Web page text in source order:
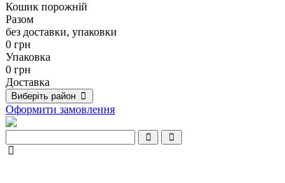
Кошик порожній
Разом
без доставки, упаковки
0 грн
Упаковка
0 грн
Доставка
Виберіть район
Оформити замовлення